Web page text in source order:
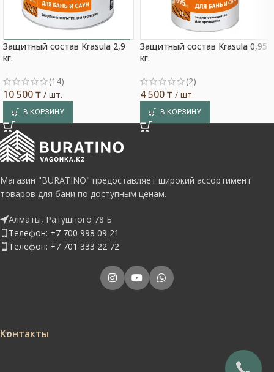
Выбор покупателя
Защитный состав Krasula 2,9
кг.
(14)
10 500₸ / шт.
В КОРЗИНУ
Защитный состав Krasula 0,95
кг.
(2)
4 500₸ / шт.
В КОРЗИНУ
Магазин "BURATINO" предоставляет широкий ассортимент
товаров для бани по доступным ценам.
Алматы, Ратушного 78 Б
Телефон: +7 700 998 09 21
Телефон: +7 701 333 22 72
Контакты